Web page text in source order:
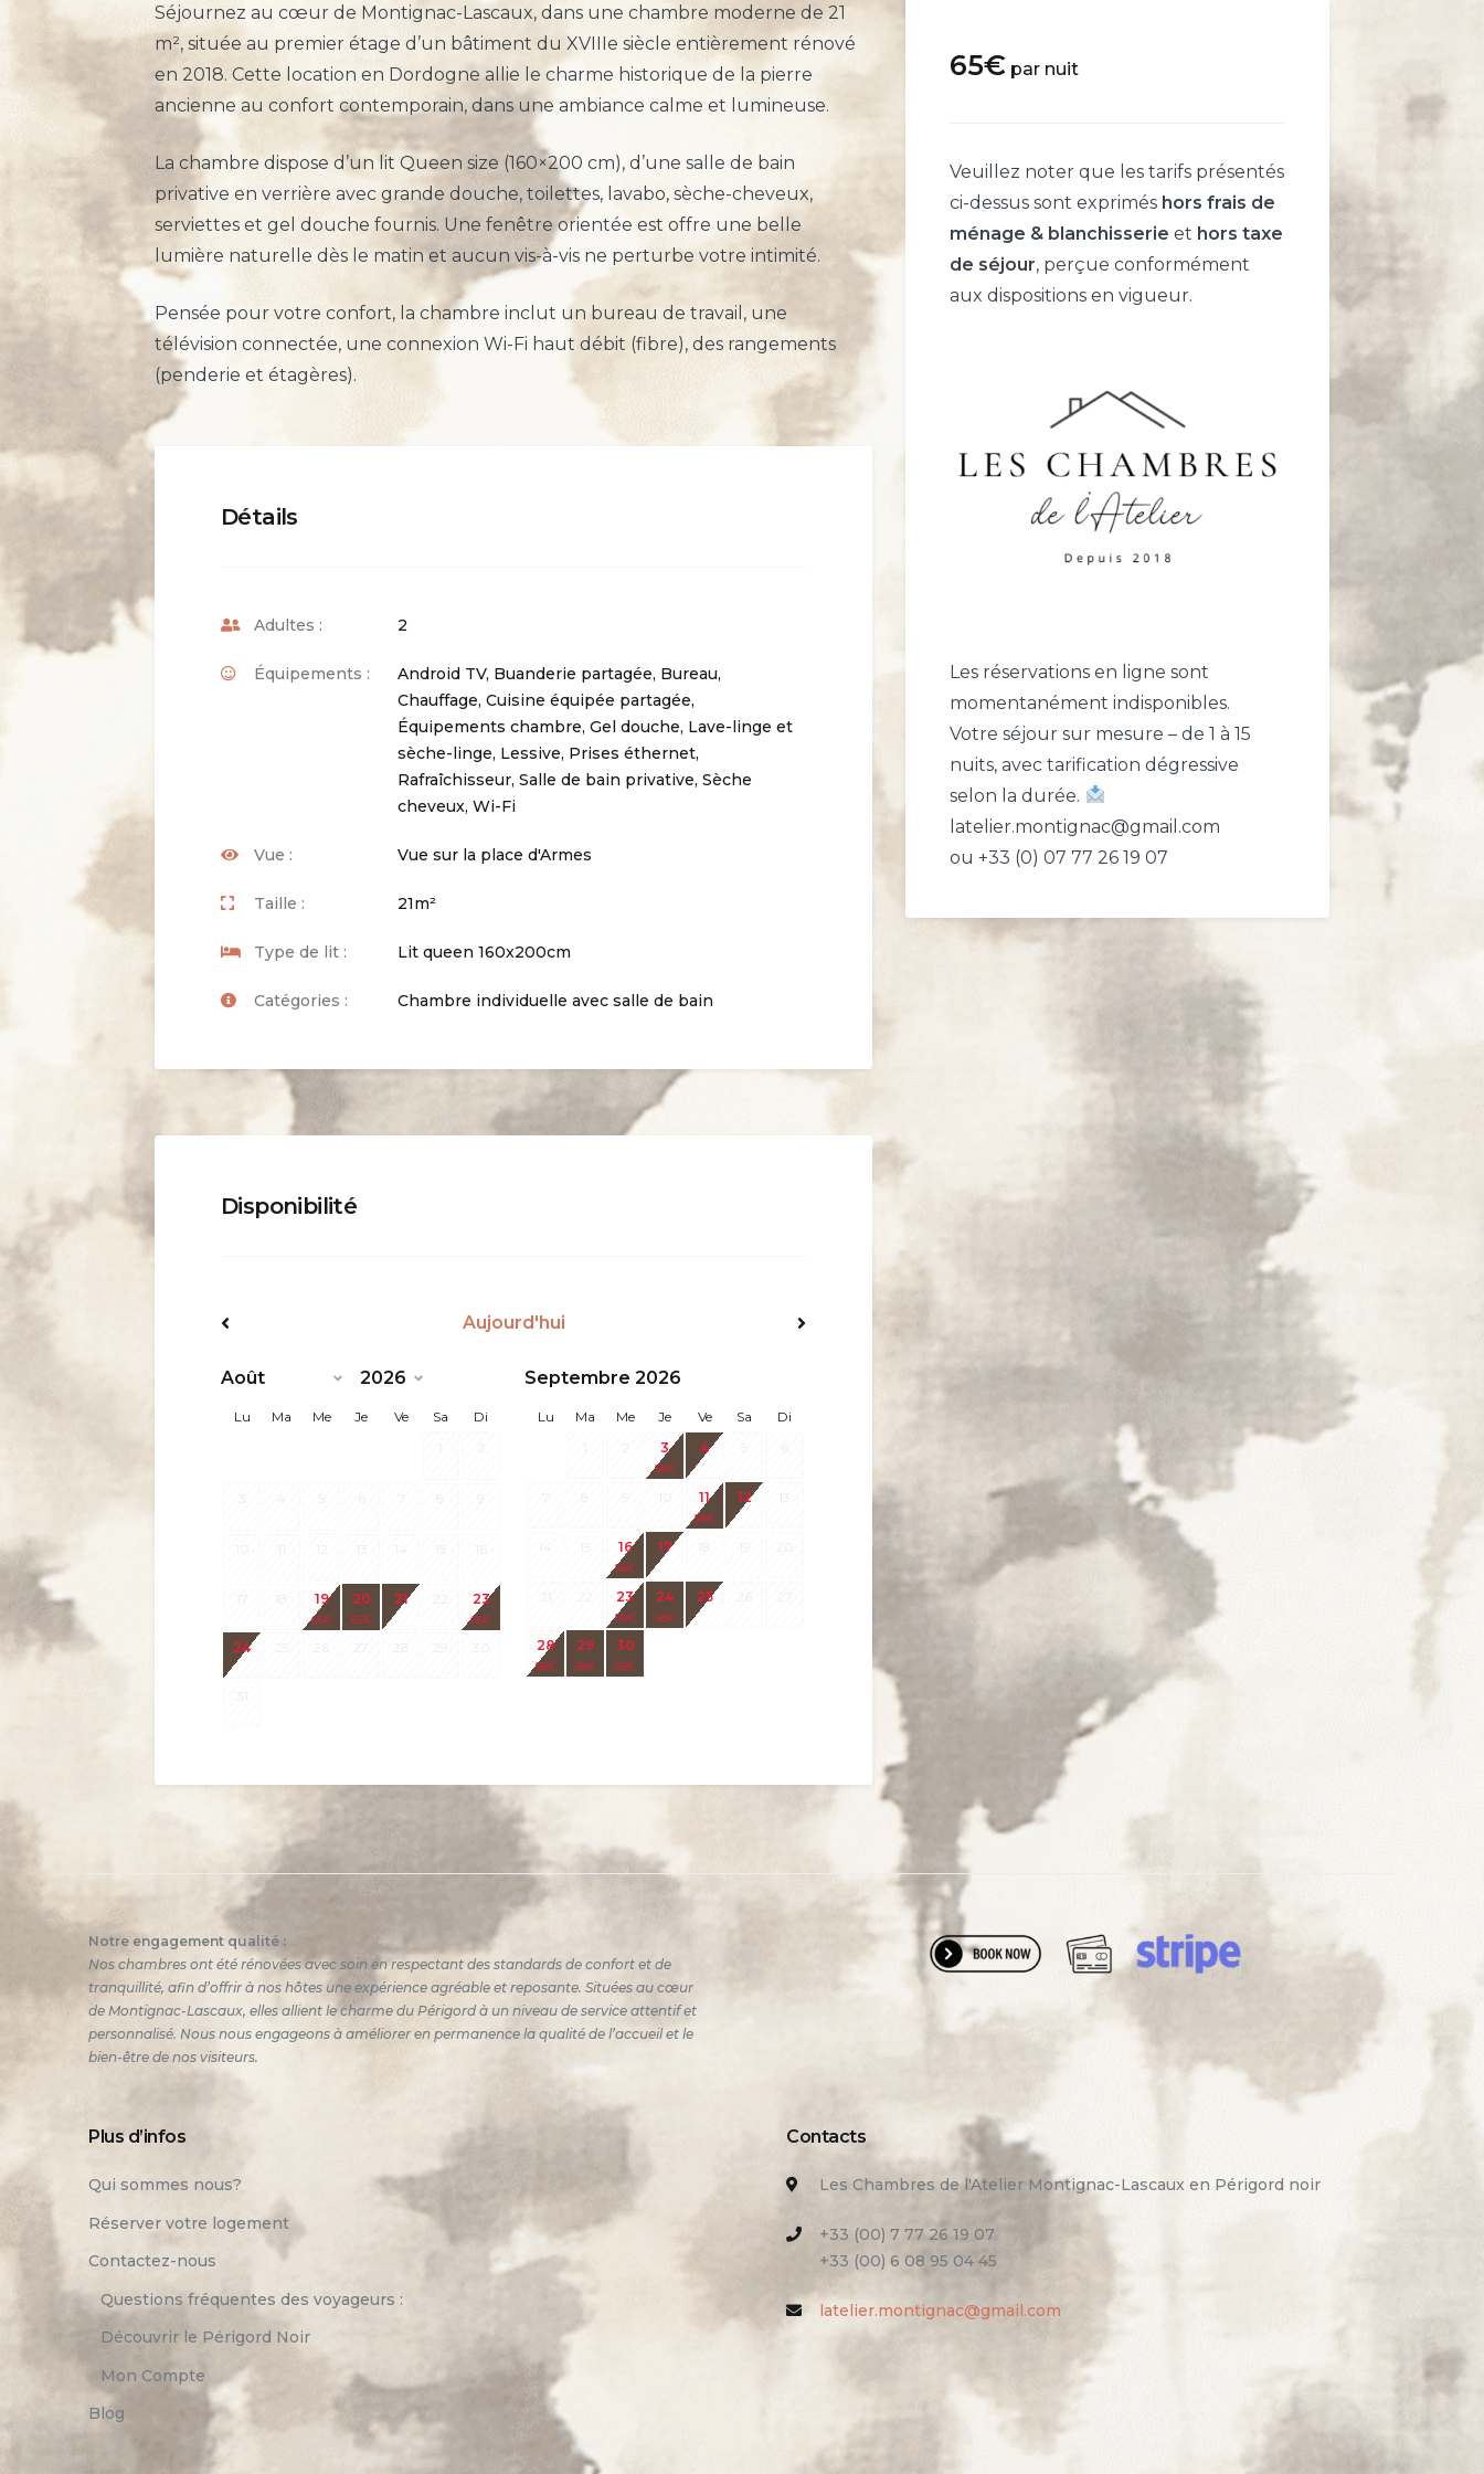
Séjournez au cœur de Montignac-Lascaux, dans une chambre moderne de 21
m², située au premier étage d’un bâtiment du XVIIIe siècle entièrement rénové
en 2018. Cette location en Dordogne allie le charme historique de la pierre
ancienne au confort contemporain, dans une ambiance calme et lumineuse.
La chambre dispose d’un lit Queen size (160×200 cm), d’une salle de bain
privative en verrière avec grande douche, toilettes, lavabo, sèche-cheveux,
serviettes et gel douche fournis. Une fenêtre orientée est offre une belle
lumière naturelle dès le matin et aucun vis-à-vis ne perturbe votre intimité.
Pensée pour votre confort, la chambre inclut un bureau de travail, une
télévision connectée, une connexion Wi-Fi haut débit (fibre), des rangements
(penderie et étagères).
Détails
Adultes : 2
Équipements : Android TV, Buanderie partagée, Bureau,
Chauffage, Cuisine équipée partagée,
Équipements chambre, Gel douche, Lave-linge et
sèche-linge, Lessive, Prises éthernet,
Rafraîchisseur, Salle de bain privative, Sèche
cheveux, Wi-Fi
Vue : Vue sur la place d'Armes
Taille : 21m²
Type de lit : Lit queen 160x200cm
Catégories : Chambre individuelle avec salle de bain
Disponibilité
<Préc
Aujourd'hui
Lu Ma Me Je Ve Sa
Di
19
65€
20
65€
21 23
65€
24
Septembre 2026
Lu Ma Me Je Ve Sa
Di
3
58€
4
11
58€
12
16
58€
17
23
58€
24
58€
25
28
58€
29
58€
30
58€
65€ par nuit
Veuillez noter que les tarifs présentés
ci-dessus sont exprimés hors frais de
ménage & blanchisserie et hors taxe
de séjour, perçue conformément
aux dispositions en vigueur.
Les réservations en ligne sont
momentanément indisponibles.
Votre séjour sur mesure – de 1 à 15
nuits, avec tarification dégressive
selon la durée.
latelier.montignac@gmail.com
ou +33 (0) 07 77 26 19 07
Notre engagement qualité :
Nos chambres ont été rénovées avec soin en respectant des standards de confort et de
tranquillité, afin d’offrir à nos hôtes une expérience agréable et reposante. Situées au cœur
de Montignac-Lascaux, elles allient le charme du Périgord à un niveau de service attentif et
personnalisé. Nous nous engageons à améliorer en permanence la qualité de l’accueil et le
bien-être de nos visiteurs.
Plus d’infos
Qui sommes nous?
Réserver votre logement
Contactez-nous
Questions fréquentes des voyageurs :
Découvrir le Périgord Noir
Mon Compte
Blog
Contacts
Les Chambres de l'Atelier Montignac-Lascaux en Périgord noir
+33 (00) 7 77 26 19 07
+33 (00) 6 08 95 04 45
latelier.montignac@gmail.com